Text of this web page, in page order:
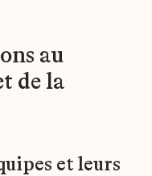
au
de la
et leurs